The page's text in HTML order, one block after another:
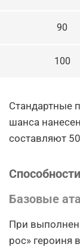
90
100
Стандартные
шанса
составляют
Базовые
При
рос» героиня